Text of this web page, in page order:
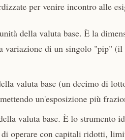
per venire incontro alle
della valuta base. È la
variazione di un singolo "pip"
valuta base (un decimo di
un'esposizione più
valuta base. È lo strumento
operare con capitali ridotti,